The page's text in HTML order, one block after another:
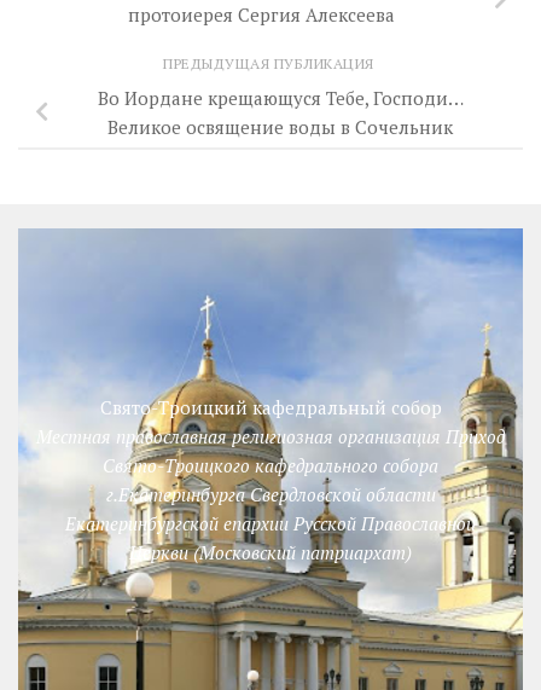
протоиерея Сергия Алексеева
ПРЕДЫДУЩАЯ ПУБЛИКАЦИЯ
Во Иордане крещающуся Тебе, Господи…
Великое освящение воды в Сочельник
Свято-Троицкий кафедральный собор
Местная православная религиозная организация Приход
Свято-Троицкого кафедрального собора
г.Екатеринбурга Свердловской области
Екатеринбургской епархии Русской Православной
Церкви (Московский патриархат)